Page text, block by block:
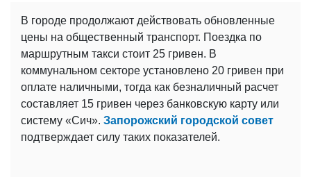
В городе продолжают действовать обновленные
цены на общественный транспорт. Поездка по
маршрутным такси стоит 25 гривен. В
коммунальном секторе установлено 20 гривен при
оплате наличными, тогда как безналичный расчет
составляет 15 гривен через банковскую карту или
систему «Сич». Запорожский городской совет
подтверждает силу таких показателей.